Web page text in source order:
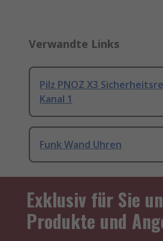
Verwandte Links
Pilz PNOZ X3
Kanal 1
Funk Wand Uhren
Exklusiv für Sie
Produkte und